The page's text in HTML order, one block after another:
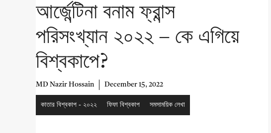
আর্জেন্টিনা বনাম ফ্রান্স
পরিসংখ্যান ২০২২ – কে এগিয়ে
বিশ্বকাপে?
MD Nazir Hossain December 15, 2022
কাতার বিশ্বকাপ - ২০২২ ফিফা বিশ্বকাপ সমসাময়িক লেখা